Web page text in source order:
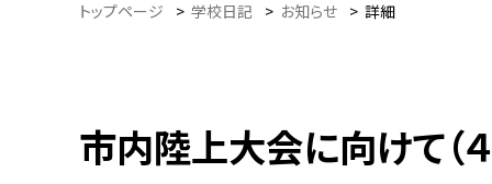
トップページ > 学校日記 > お知らせ > 詳細
市内陸上大会に向けて（４